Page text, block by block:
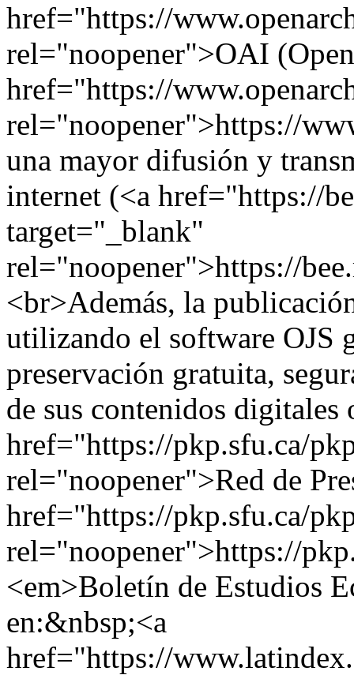
href="https://
rel="noopener">OAI
href="https://
rel="noopener">https://
una mayor difusión y
internet (<a href="https://
target="_blank"
rel="noopener">https://
<br>Además, la
utilizando el software OJS
preservación gratuita,
de sus contenidos digitales
href="https://pkp.sfu.ca/
rel="noopener">Red de
href="https://pkp.sfu.ca/
rel="noopener">https://
<em>Boletín de Estudios
en:&nbsp;<a
href="https://